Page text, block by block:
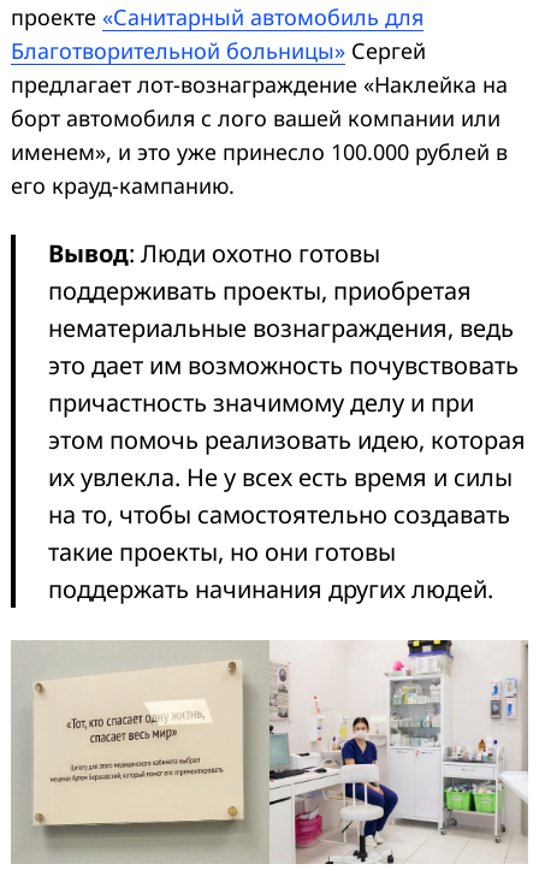
проекте «Санитарный автомобиль для
Благотворительной больницы» Сергей
предлагает лот-вознаграждение «Наклейка на
борт автомобиля с лого вашей компании или
именем», и это уже принесло 100.000 рублей в
его крауд-кампанию.
Вывод: Люди охотно готовы
поддерживать проекты, приобретая
нематериальные вознаграждения, ведь
это дает им возможность почувствовать
причастность значимому делу и при
этом помочь реализовать идею, которая
их увлекла. Не у всех есть время и силы
на то, чтобы самостоятельно создавать
такие проекты, но они готовы
поддержать начинания других людей.